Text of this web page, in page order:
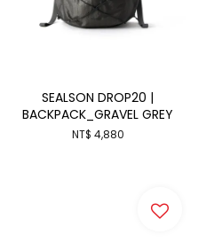
SEALSON DROP20 |
BACKPACK_GRAVEL GREY
NT$ 4,880